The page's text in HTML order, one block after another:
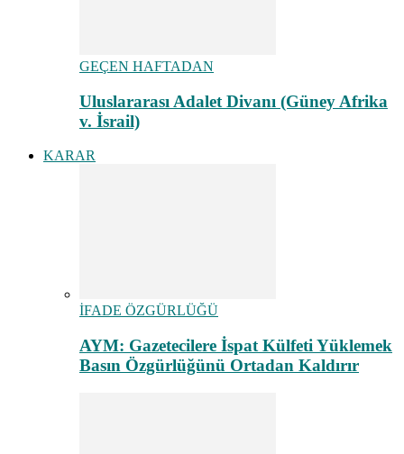
GEÇEN HAFTADAN
Uluslararası Adalet Divanı (Güney Afrika
v. İsrail)
KARAR
İFADE ÖZGÜRLÜĞÜ
AYM: Gazetecilere İspat Külfeti Yüklemek
Basın Özgürlüğünü Ortadan Kaldırır